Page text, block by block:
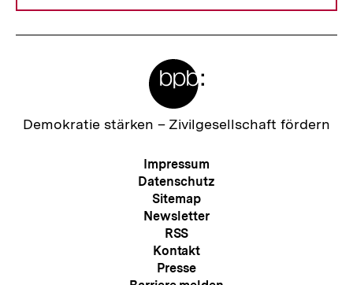
Zur
Demokratie stärken – Zivilgesellschaft fördern
Meta-
Navigation
Impressum
Datenschutz
Sitemap
Newsletter
RSS
Kontakt
Presse